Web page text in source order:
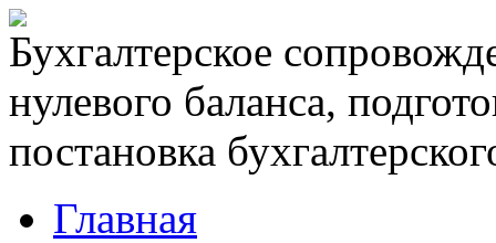
Бухгалтерское
нулевого баланса,
постановка
Главная